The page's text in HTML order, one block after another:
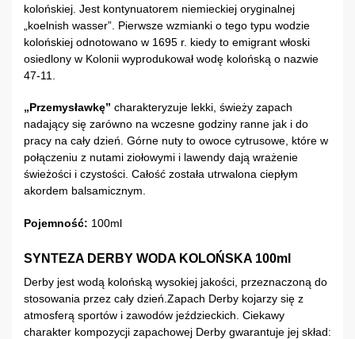
kolońskiej. Jest kontynuatorem niemieckiej oryginalnej
„koelnish wasser”. Pierwsze wzmianki o tego typu wodzie
kolońskiej odnotowano w 1695 r. kiedy to emigrant włoski
osiedlony w Kolonii wyprodukował wodę kolońską o nazwie
47-11.
„Przemysławkę” charakteryzuje lekki, świeży zapach
nadający się zarówno na wczesne godziny ranne jak i do
pracy na cały dzień. Górne nuty to owoce cytrusowe, które w
połączeniu z nutami ziołowymi i lawendy dają wrażenie
świeżości i czystości. Całość została utrwalona ciepłym
akordem balsamicznym.
Pojemność: 100ml
SYNTEZA DERBY WODA KOLOŃSKA 100ml
Derby jest wodą kolońską wysokiej jakości, przeznaczoną do
stosowania przez cały dzień.Zapach Derby kojarzy się z
atmosferą sportów i zawodów jeździeckich. Ciekawy
charakter kompozycji zapachowej Derby gwarantuje jej skład: